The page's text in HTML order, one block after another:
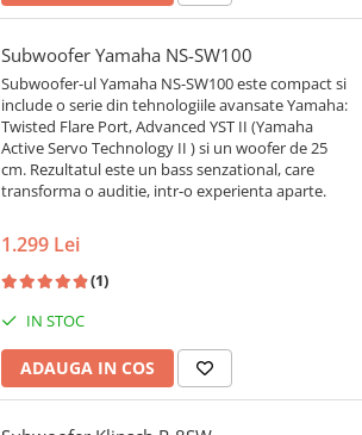
Subwoofer Yamaha NS-SW100
Subwoofer-ul Yamaha NS-SW100 este compact si
include o serie din tehnologiile avansate Yamaha:
Twisted Flare Port, Advanced YST II (Yamaha
Active Servo Technology II ) si un woofer de 25
cm. Rezultatul este un bass senzational, care
transforma o auditie, intr-o experienta aparte.
1.299 Lei
(1)
IN STOC
ADAUGA IN COS